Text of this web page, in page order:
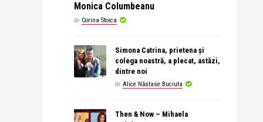
Monica Columbeanu
de Corina Stoica
Simona Catrina, prietena și
colega noastră, a plecat, astăzi,
dintre noi
de Alice Năstase Buciuta
Then & Now – Mihaela